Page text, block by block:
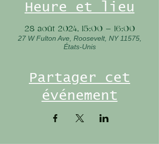
Heure et lieu
28 août 2024, 15:00 – 16:00
27 W Fulton Ave, Roosevelt, NY 11575,
États-Unis
Partager cet
événement